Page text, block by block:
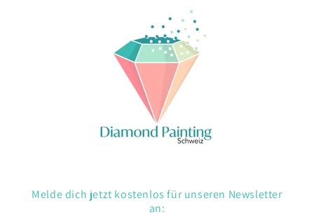
Melde dich jetzt kostenlos für unseren Newsletter
an: